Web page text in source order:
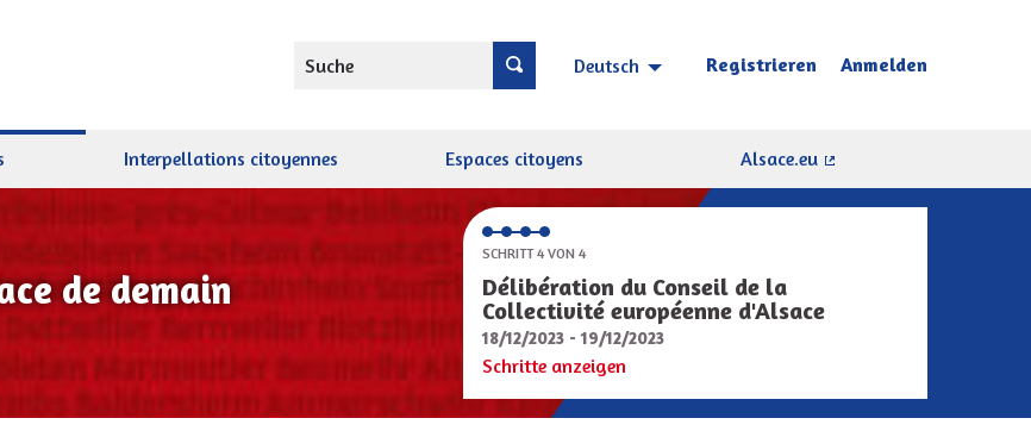
Suche Deutsch Choisir la langue Sprache wählen
Registrieren Anmelden
Interpellations citoyennes Espaces citoyens
Alsace.eu
de demain
SCHRITT 4 VON 4
Délibération du Conseil de la
Collectivité européenne d'Alsace
18/12/2023 - 19/12/2023
Schritte anzeigen